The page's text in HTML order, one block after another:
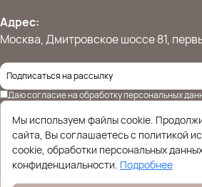
Адрес:
Москва, Дмитровское шоссе 81,
Даю согласие наобработку персональных
© 2026 Ettoplus.ru — Все права защищены.
Политика конфиденциальности
Мы используем файлы cookie.
сайта, Вы соглашаетесь с политикой
cookie, обработки персональных
конфиденциальности. Подробнее